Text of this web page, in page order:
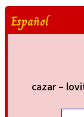
Español
cazar –